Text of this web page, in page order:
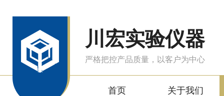
川宏实验仪器
严格把控产品质量，以客户为中心
首页 关于我们